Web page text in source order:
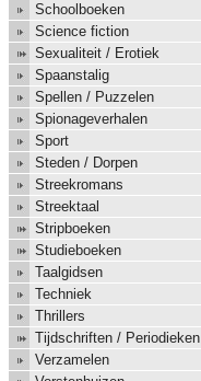
Schoolboeken
Science fiction
Sexualiteit / Erotiek
Spaanstalig
Spellen / Puzzelen
Spionageverhalen
Sport
Steden / Dorpen
Streekromans
Streektaal
Stripboeken
Studieboeken
Taalgidsen
Techniek
Thrillers
Tijdschriften / Periodieken
Verzamelen